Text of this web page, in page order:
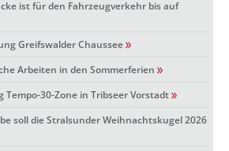
ist für den Fahrzeugverkehr bis auf
Greifswalder Chaussee
Arbeiten in den Sommerferien
Tempo-30-Zone in Tribseer Vorstadt
soll die Stralsunder Weihnachtskugel 2026